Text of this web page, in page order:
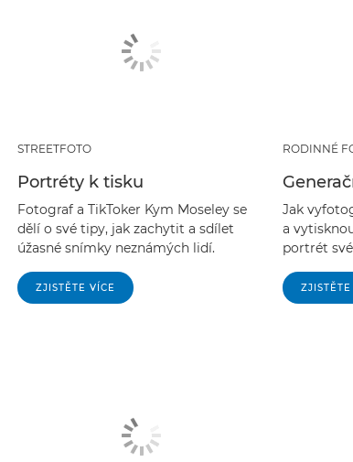
STREETFOTO
Portréty k tisku
Fotograf a TikToker Kym Moseley se
dělí o své tipy, jak zachytit a sdílet
úžasné snímky neznámých lidí.
ZJISTĚTE VÍCE
RODINNÉ
Jak
a
portrét